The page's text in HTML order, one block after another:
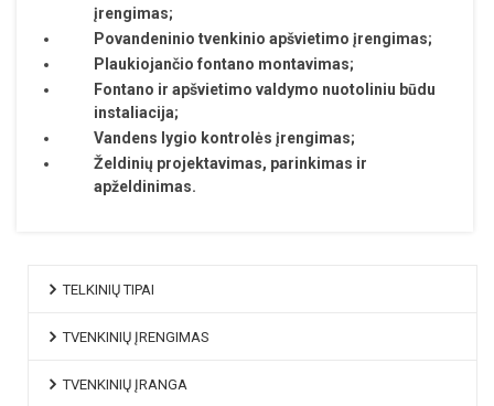
TELKINIŲ TIPAI
TVENKINIŲ ĮRENGIMAS
TVENKINIŲ ĮRANGA
įrengimas;
Povandeninio tvenkinio apšvietimo įrengimas;
Plaukiojančio fontano montavimas;
Fontano ir apšvietimo valdymo nuotoliniu būdu
instaliacija;
Vandens lygio kontrolės įrengimas;
Želdinių projektavimas, parinkimas ir
apželdinimas.